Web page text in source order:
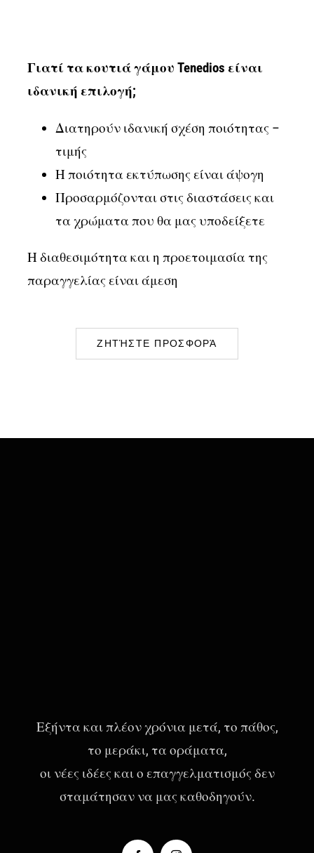
Γιατί τα κουτιά γάμου Tenedios είναι
ιδανική επιλογή;
Διατηρούν ιδανική σχέση ποιότητας –
τιμής
Η ποιότητα εκτύπωσης είναι άψογη
Προσαρμόζονται στις διαστάσεις και
τα χρώματα που θα μας υποδείξετε
Η διαθεσιμότητα και η προετοιμασία της
παραγγελίας είναι άμεση
ΖΗΤΉΣΤΕ ΠΡΟΣΦΟΡΆ
Εξήντα και πλέον χρόνια μετά, το πάθος,
το μεράκι, τα οράματα,
οι νέες ιδέες και ο επαγγελματισμός δεν
σταμάτησαν να μας καθοδηγούν.